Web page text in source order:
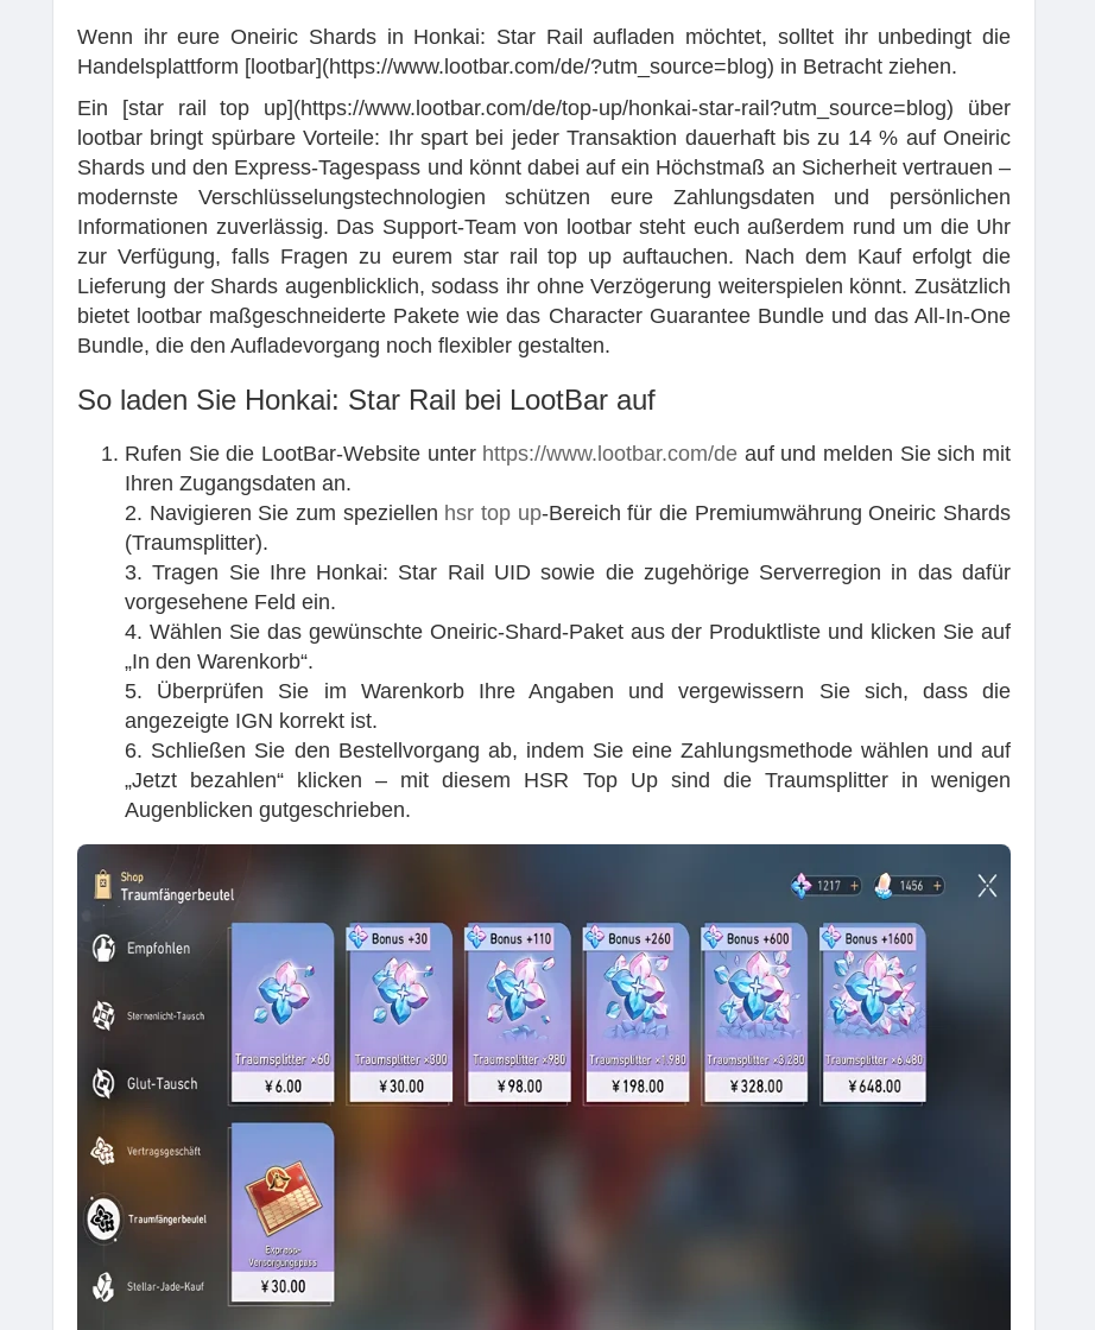
Wenn ihr eure Oneiric Shards in Honkai: Star Rail aufladen möchtet, solltet ihr unbedingt die
Handelsplattform [lootbar](https://www.lootbar.com/de/?utm_source=blog) in Betracht ziehen.
Ein [star rail top up](https://www.lootbar.com/de/top-up/honkai-star-rail?utm_source=blog) über
lootbar bringt spürbare Vorteile: Ihr spart bei jeder Transaktion dauerhaft bis zu 14 % auf Oneiric
Shards und den Express-Tagespass und könnt dabei auf ein Höchstmaß an Sicherheit vertrauen –
modernste Verschlüsselungstechnologien schützen eure Zahlungsdaten und persönlichen
Informationen zuverlässig. Das Support-Team von lootbar steht euch außerdem rund um die Uhr
zur Verfügung, falls Fragen zu eurem star rail top up auftauchen. Nach dem Kauf erfolgt die
Lieferung der Shards augenblicklich, sodass ihr ohne Verzögerung weiterspielen könnt. Zusätzlich
bietet lootbar maßgeschneiderte Pakete wie das Character Guarantee Bundle und das All-In-One
Bundle, die den Aufladevorgang noch flexibler gestalten.
So laden Sie Honkai: Star Rail bei LootBar auf
Rufen Sie die LootBar-Website unter https://www.lootbar.com/de auf und melden Sie sich mit
Ihren Zugangsdaten an.
2. Navigieren Sie zum speziellen hsr top up-Bereich für die Premiumwährung Oneiric Shards
(Traumsplitter).
3. Tragen Sie Ihre Honkai: Star Rail UID sowie die zugehörige Serverregion in das dafür
vorgesehene Feld ein.
4. Wählen Sie das gewünschte Oneiric-Shard-Paket aus der Produktliste und klicken Sie auf
„In den Warenkorb“.
5. Überprüfen Sie im Warenkorb Ihre Angaben und vergewissern Sie sich, dass die
angezeigte IGN korrekt ist.
6. Schließen Sie den Bestellvorgang ab, indem Sie eine Zahlungsmethode wählen und auf
„Jetzt bezahlen“ klicken – mit diesem HSR Top Up sind die Traumsplitter in wenigen
Augenblicken gutgeschrieben.